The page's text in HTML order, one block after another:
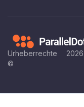
Urheberrechte
©
2026